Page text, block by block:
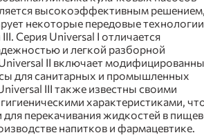
высокоэффективным решением,
некоторые передовые технологии
Серия Universal I отличается
и легкой разборной
II включает
для санитарных и промышленных
III также известны своими
характеристиками,
для перекачивания жидкостей в
напитков и фармацевтике.